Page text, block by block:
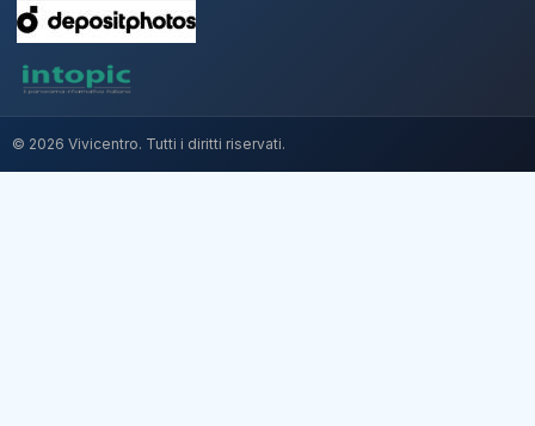
© 2026 Vivicentro. Tutti i diritti riservati.